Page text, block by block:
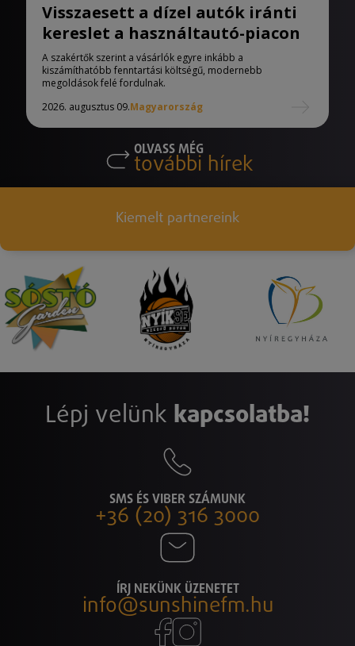
Visszaesett a dízel autók iránti
kereslet a használtautó-piacon
A szakértők szerint a vásárlók egyre inkább a
kiszámíthatóbb fenntartási költségű, modernebb
megoldások felé fordulnak.
2026. augusztus 09.Magyarország
OLVASS MÉG
további hírek
Kiemelt partnereink
Lépj velünk kapcsolatba!
SMS ÉS VIBER SZÁMUNK
+36 (20) 316 3000
ÍRJ NEKÜNK ÜZENETET
info@sunshinefm.hu